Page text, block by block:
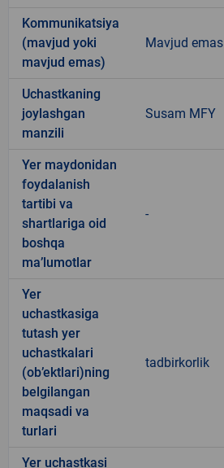
Kommunikatsiya
(mavjud yoki
mavjud emas)
Mavjud emas
Uchastkaning
joylashgan
manzili
Susam MFY
Yer maydonidan
foydalanish
tartibi va
shartlariga oid
boshqa
ma’lumotlar
-
Yer
uchastkasiga
tutash yer
uchastkalari
(ob’ektlari)ning
belgilangan
maqsadi va
turlari
tadbirkorlik
Yer uchastkasi